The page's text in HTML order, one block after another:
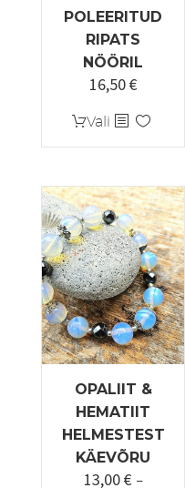
POLEERITUD
RIPATS
NÖÖRIL
16,50€
Vali Sellel
tootel
mitu
varianti.
Valikuid
saab
teha
tootelehel.
OPALIIT &
HEMATIIT
HELMESTEST
KÄEVÕRU
13,00€ –